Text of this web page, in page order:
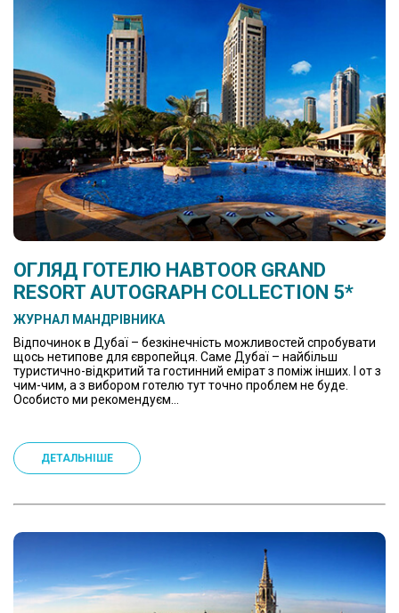
ОГЛЯД ГОТЕЛЮ HABTOOR GRAND
RESORT AUTOGRAPH COLLECTION 5*
ЖУРНАЛ МАНДРІВНИКА
Відпочинок в Дубаї – безкінечність можливостей спробувати
щось нетипове для європейця. Саме Дубаї – найбільш
туристично-відкритий та гостинний емірат з поміж інших. І от з
чим-чим, а з вибором готелю тут точно проблем не буде.
Особисто ми рекомендуєм...
ДЕТАЛЬНІШЕ